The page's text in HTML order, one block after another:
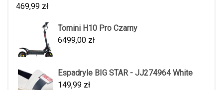
469,99 zł
Tomini H10 Pro Czarny
6499,00 zł
Espadryle BIG STAR - JJ274964 White
149,99 zł